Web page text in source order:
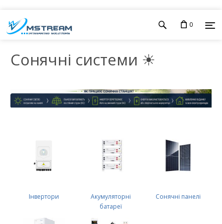
0
Сонячні системи ☀
Інвертори
Акумуляторні
батареї
Сонячні панелі